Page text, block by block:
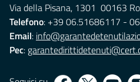
Via della Pisana, 1301 00163
Telefono: +39 06.51686117 -
Email:
Pec: